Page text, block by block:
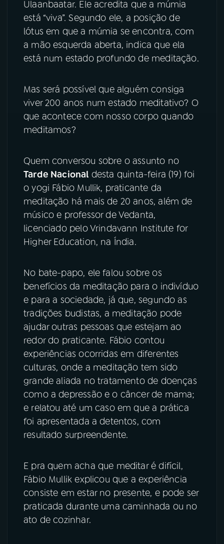
08FESTIVAL DE MÚSICA
ACOMPANHE A RÁDIO NACIONAL
YouTube Facebook
TikTok
Ulaanbaatar. Ele acredita que a múmia
está “viva”. Segundo ele, a posição de
lótus em que a múmia se encontra, com
a mão esquerda aberta, indica que ela
está num estado profundo de meditação.
Mas será possível que alguém consiga
viver 200 anos num estado meditativo? O
que acontece com nosso corpo quando
meditamos?
Quem conversou sobre o assunto no
Tarde Nacional desta quinta-feira (19) foi
o yogi Fábio Mullik, praticante da
meditação há mais de 20 anos, além de
músico e professor de Vedanta,
licenciado pelo Vrindavann Institute for
Higher Education, na Índia.
No bate-papo, ele falou sobre os
benefícios da meditação para o indivíduo
e para a sociedade, já que, segundo as
tradições budistas, a meditação pode
ajudar outras pessoas que estejam ao
redor do praticante. Fábio contou
experiências ocorridas em diferentes
culturas, onde a meditação tem sido
grande aliada no tratamento de doenças
como a depressão e o câncer de mama;
e relatou até um caso em que a prática
foi apresentada a detentos, com
resultado surpreendente.
E pra quem acha que meditar é difícil,
Fábio Mullik explicou que a experiência
consiste em estar no presente, e pode ser
praticada durante uma caminhada ou no
ato de cozinhar.